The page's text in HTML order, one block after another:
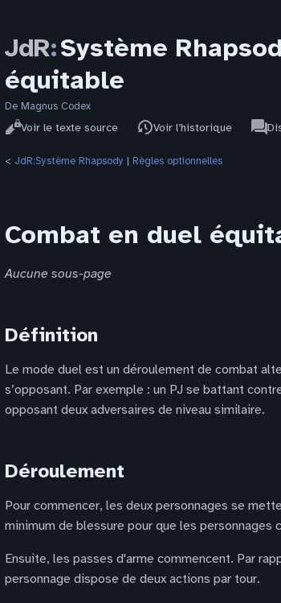
JdR:Système
équitable
De Magnus Codex
Affichages
LireVoir le texte source Voir l’historique
pages
JdR
< JdR:Système Rhapsody ‎ | Règles optionnelles
Combat en duel
Aucune sous-page
Définition
Le mode duel est un déroulement de combat
s’opposant. Par exemple : un PJ se battant
opposant deux adversaires de niveau similaire.
Déroulement
Pour commencer, les deux personnages se
minimum de blessure pour que les personnages
Ensuite, les passes d'arme commencent. Par
personnage dispose de deux actions par tour.